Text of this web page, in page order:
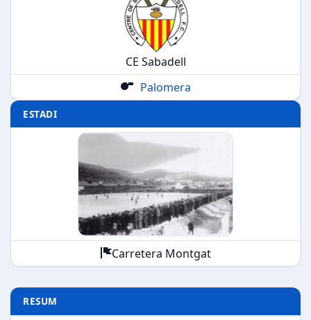
CE Sabadell
Palomera
ESTADI
Carretera Montgat
RESUM